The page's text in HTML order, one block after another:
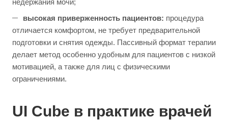
недержания мочи;
высокая приверженность пациентов: процедура
отличается комфортом, не требует предварительной
подготовки и снятия одежды. Пассивный формат терапии
делает метод особенно удобным для пациентов с низкой
мотивацией, а также для лиц с физическими
ограничениями.
UI Cube в практике врачей